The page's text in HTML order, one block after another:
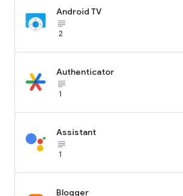
Android TV
subject_black
2
Authenticator
subject_black
1
Assistant
subject_black
1
Blogger